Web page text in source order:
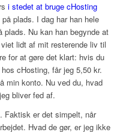
i stedet at bruge cHosting
plads. I dag har han hele
Nu kan han begynde at
lidt af mit resterende liv til
for at gøre det klart: hvis du
cHosting, får jeg 5,50 kr.
min konto. Nu ved du, hvad
bliver fed af.
Faktisk er det simpelt, når
Hvad de gør, er jeg ikke